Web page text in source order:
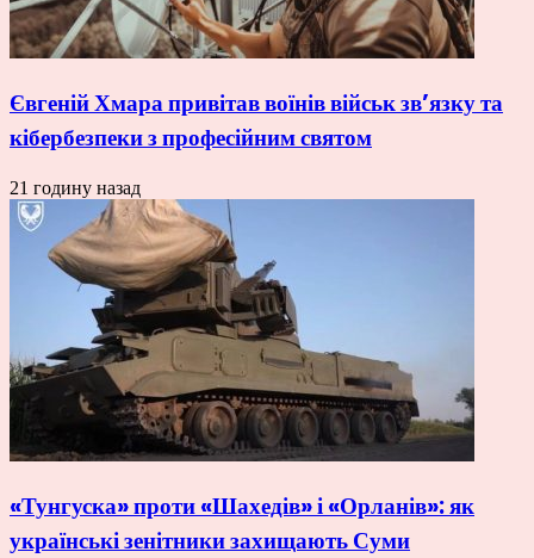
Євгеній Хмара привітав воїнів військ зв’язку та
кібербезпеки з професійним святом
21 годину назад
«Тунгуска» проти «Шахедів» і «Орланів»: як
українські зенітники захищають Суми